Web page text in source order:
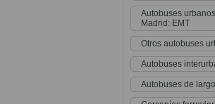
Autobuses
Madrid: EMT
Otros autobuses
Autobuses
Autobuses de